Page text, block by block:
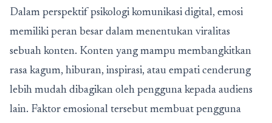
Dalam perspektif psikologi komunikasi digital, emosi
memiliki peran besar dalam menentukan viralitas
sebuah konten. Konten yang mampu membangkitkan
rasa kagum, hiburan, inspirasi, atau empati cenderung
lebih mudah dibagikan oleh pengguna kepada audiens
lain. Faktor emosional tersebut membuat pengguna